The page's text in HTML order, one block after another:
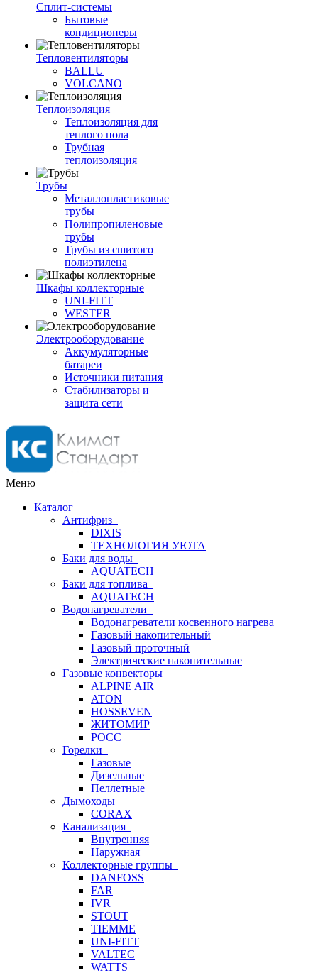
Сплит-системы
Бытовые
кондиционеры
Тепловентиляторы
BALLU
VOLCANO
Теплоизоляция
Теплоизоляция для
теплого пола
Трубная
теплоизоляция
Трубы
Металлопластиковые
трубы
Полипропиленовые
трубы
Трубы из сшитого
полиэтилена
Шкафы коллекторные
UNI-FITT
WESTER
Электрооборудование
Аккумуляторные
батареи
Источники питания
Стабилизаторы и
защита сети
Меню
Каталог
Антифриз
DIXIS
ТЕХНОЛОГИЯ УЮТА
Баки для воды
AQUATECH
Баки для топлива
AQUATECH
Водонагреватели
Водонагреватели косвенного нагрева
Газовый накопительный
Газовый проточный
Электрические накопительные
Газовые конвекторы
ALPINE AIR
ATON
HOSSEVEN
ЖИТОМИР
РОСС
Горелки
Газовые
Дизельные
Пеллетные
Дымоходы
CORAX
Канализация
Внутренняя
Наружная
Коллекторные группы
DANFOSS
FAR
IVR
STOUT
TIEMME
UNI-FITT
VALTEC
WATTS